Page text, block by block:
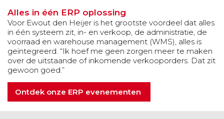
Alles in één ERP oplossing
Voor Ewout den Heijer is het grootste voordeel dat alles
in één systeem zit, in- en verkoop, de administratie, de
voorraad en warehouse management (WMS), alles is
geïntegreerd. “Ik hoef me geen zorgen meer te maken
over de uitstaande of inkomende verkooporders. Dat zit
gewoon goed.”
Ontdek onze ERP evenementen